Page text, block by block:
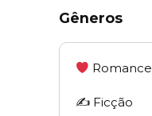
Gêneros
Romance
✍️ Ficção